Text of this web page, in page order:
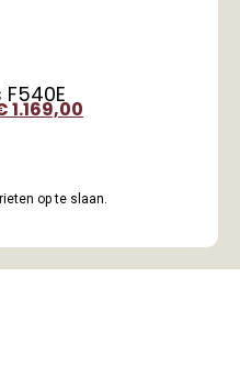
1.169,00
op te slaan.